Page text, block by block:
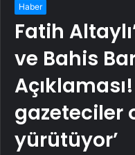
Haber
Fatih
ve Bahis
gazeteciler
yürütüyor’